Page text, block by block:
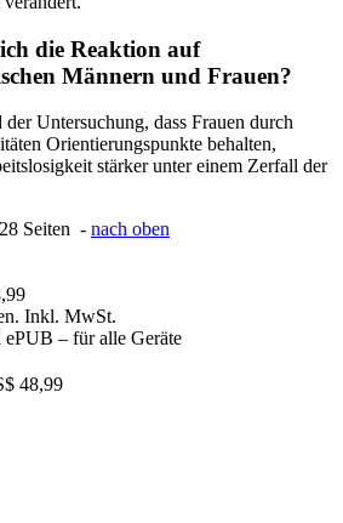
die Reaktion auf
Männern und Frauen?
Untersuchung, dass Frauen durch
Orientierungspunkte behalten,
stärker unter einem Zerfall der
Seiten - nach oben
Inkl. MwSt.
ePUB – für alle Geräte
48,99